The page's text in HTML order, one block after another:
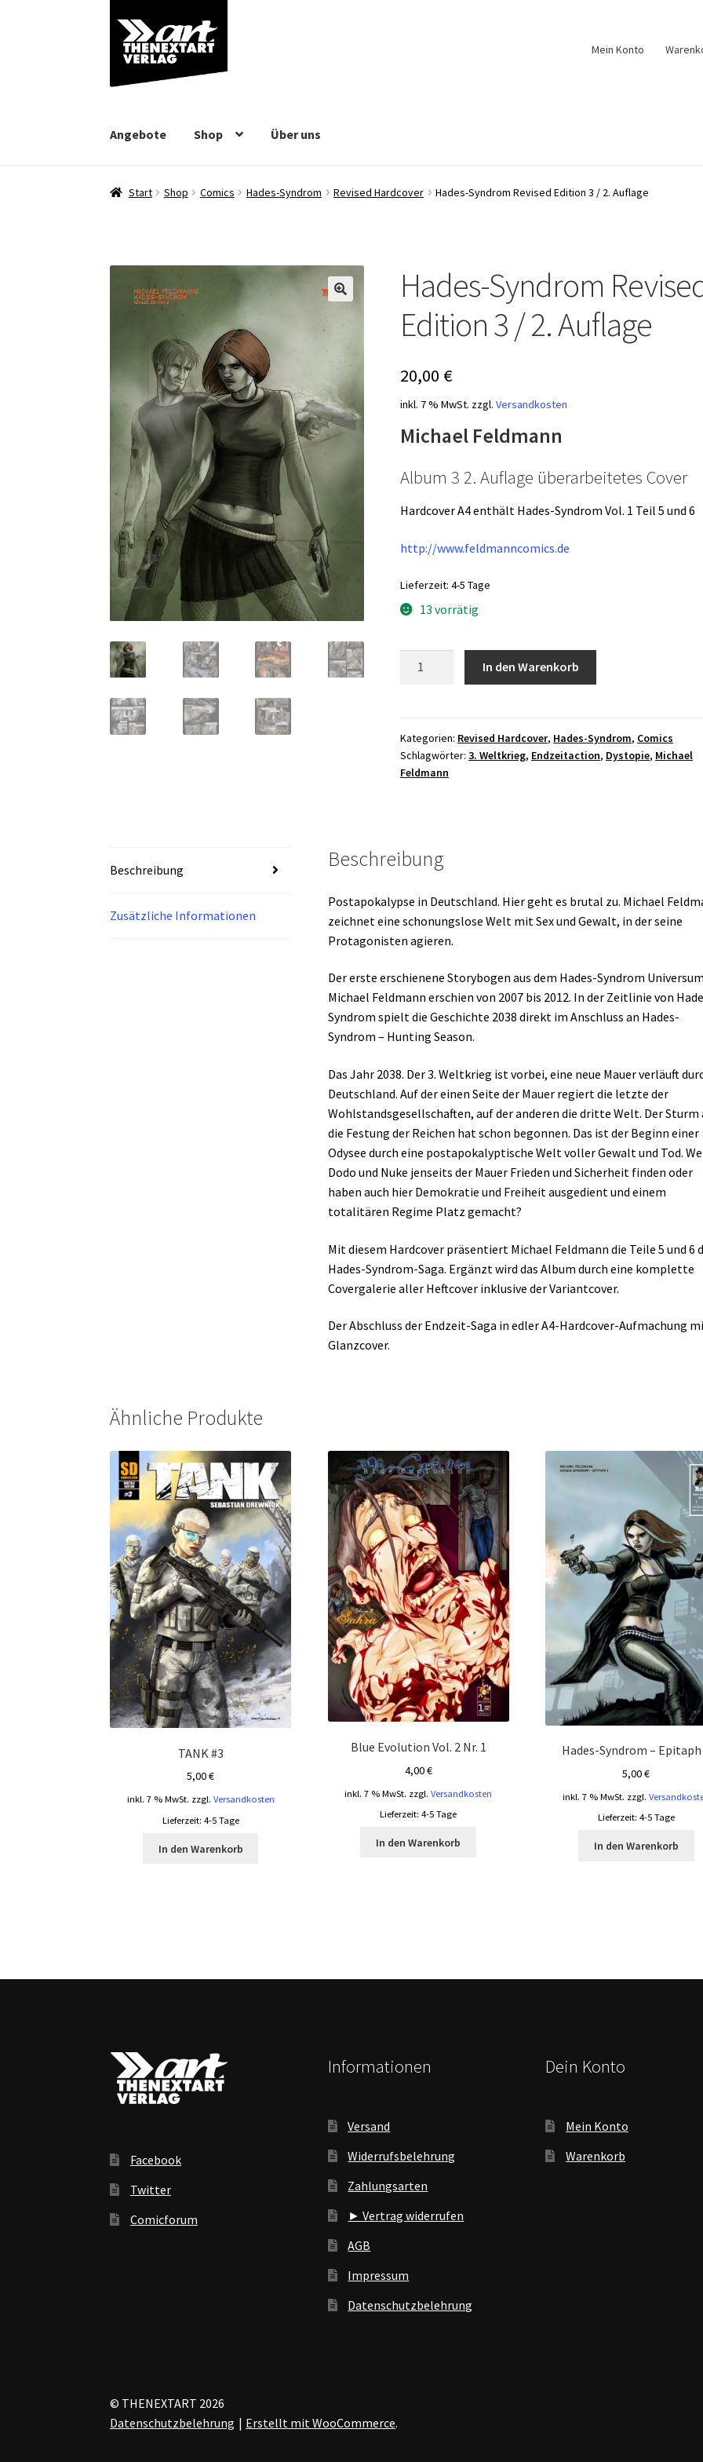
Zur
Navigation
springen
Zum
Inhalt
springen
Mein Konto
Angebote Shop Über uns
Start Shop Comics Hades-Syndrom Revised Hardcover Hades-Syndrom Revised Edition 3 / 2. Auflage
Hades-Syndrom
Edition 3 / 2. Auflage
20,00 €
inkl. 7 % MwSt. zzgl.Versandkosten
Michael Feldmann
Album 3 2. Auflage überarbeitetes Cover
Hardcover A4 enthält Hades-Syndrom Vol. 1 Teil 5 und 6
http://www.feldmanncomics.de
Lieferzeit:4-5 Tage
13 vorrätig
3
/
2.
In den Warenkorb
Kategorien: Revised Hardcover, Hades-Syndrom, Comics
Schlagwörter:3. Weltkrieg, Endzeitaction, Dystopie, Michael
Feldmann
Beschreibung
Zusätzliche Informationen
Beschreibung
Postapokalypse in Deutschland. Hier geht es brutal zu. Michael
zeichnet eine schonungslose Welt mit Sex und Gewalt, in der seine
Protagonisten agieren.
Der erste erschienene Storybogen aus dem Hades-Syndrom
Michael Feldmann erschien von 2007 bis 2012. In der Zeitlinie von
Syndrom spielt die Geschichte 2038 direkt im Anschluss an Hades-
Syndrom – Hunting Season.
Das Jahr 2038. Der 3. Weltkrieg ist vorbei, eine neue Mauer verläuft
Deutschland. Auf der einen Seite der Mauer regiert die letzte der
Wohlstandsgesellschaften, auf der anderen die dritte Welt. Der Sturm
die Festung der Reichen hat schon begonnen. Das ist der Beginn einer
Odysee durch eine postapokalyptische Welt voller Gewalt und Tod.
Dodo und Nuke jenseits der Mauer Frieden und Sicherheit finden oder
haben auch hier Demokratie und Freiheit ausgedient und einem
totalitären Regime Platz gemacht?
Mit diesem Hardcover präsentiert Michael Feldmann die Teile 5 und 6
Hades-Syndrom-Saga. Ergänzt wird das Album durch eine komplette
Covergalerie aller Heftcover inklusive der Variantcover.
Der Abschluss der Endzeit-Saga in edler A4-Hardcover-Aufmachung
Glanzcover.
Ähnliche Produkte
TANK #3
5,00€
inkl. 7 % MwSt. zzgl. Versandkosten
Lieferzeit: 4-5 Tage
In den Warenkorb
Blue Evolution Vol. 2 Nr. 1
4,00€
inkl. 7 % MwSt. zzgl.Versandkosten
Lieferzeit:4-5 Tage
In den Warenkorb
Hades-Syndrom –
5,00€
inkl. 7 % MwSt. zzgl.
Lieferzeit: 4-5 Tage
In den Warenkorb
Facebook
Twitter
Comicforum
Informationen
Versand
Widerrufsbelehrung
Zahlungsarten
► Vertrag widerrufen
AGB
Impressum
Datenschutzbelehrung
Dein Konto
Mein Konto
Warenkorb
© THENEXTART 2026
Datenschutzbelehrung
Erstellt mit WooCommerce.